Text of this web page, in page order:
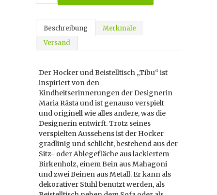
Beschreibung
Merkmale
Versand
Der Hocker und Beistelltisch „Tibu“ ist
inspiriert von den
Kindheitserinnerungen der Designerin
Maria Rästa und ist genauso verspielt
und originell wie alles andere, was die
Designerin entwirft. Trotz seines
verspielten Aussehens ist der Hocker
gradlinig und schlicht, bestehend aus der
Sitz- oder Ablegefläche aus lackiertem
Birkenholz, einem Bein aus Mahagoni
und zwei Beinen aus Metall. Er kann als
dekorativer Stuhl benutzt werden, als